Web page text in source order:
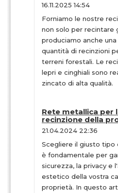
16.11.2025 14:54
Forniamo le nostre
non solo per recintare
produciamo anche una
quantità di recinzioni
terreni forestali. Le
lepri e cinghiali sono
zincato di alta qualità.
Rete metallica per
recinzione della
21.04.2024 22:36
Scegliere il giusto tipo
è fondamentale per
sicurezza, la privacy e
estetico della vostra
proprietà. In questo